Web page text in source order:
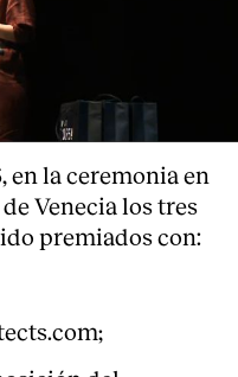
en la ceremonia en
Venecia los tres
premiados con: